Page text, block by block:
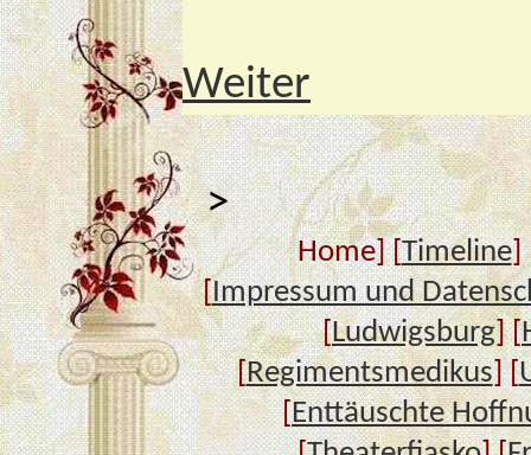
Weiter
>
Home] [Timeline]
[Impressum und
[Ludwigsburg] [
[Regimentsmedikus] [
[Enttäuschte